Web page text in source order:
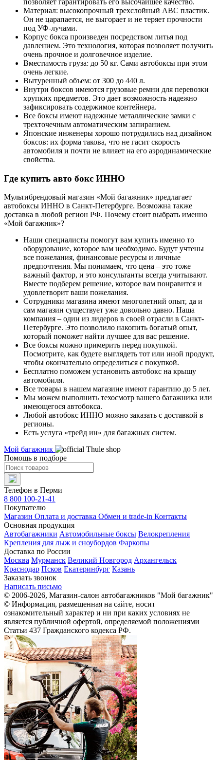
позволяет гарантировать его высочайшее качество.
Материал: высокопрочный трехслойный ABC пластик.
Он не царапается, не выгорает и не теряет прочности
под УФ-лучами.
Корпус бокса произведен посредством литья под
давлением. Это технология, которая позволяет получить
очень прочное и долговечное изделие.
Вместимость груза: до 50 кг. Сами автобоксы при этом
очень легкие.
Вытуренный объем: от 300 до 440 л.
Внутри боксов имеются грузовые ремни для перевозки
хрупких предметов. Это дает возможность надежно
зафиксировать содержимое контейнера.
Все боксы имеют надежные металлические замки с
трехточечным автоматическим запиранием.
Японские инженеры хорошо потрудились над дизайном
боксов: их форма такова, что не гасит скорость
автомобиля и почти не влияет на его аэродинамические
свойства.
Где купить авто бокс ИННО
Мультибрендовый магазин «Мой багажник» предлагает
автобоксы ИННО в Санкт-Петербурге. Возможна также
доставка в любой регион РФ. Почему стоит выбрать именно
«Мой багажник»?
Наши специалисты помогут вам купить именно то
оборудование, которое вам необходимо. Будут учтены
все пожелания, финансовые ресурсы и личные
предпочтения. Мы понимаем, что цена – это тоже
важный фактор, и это консультанты всегда учитывают.
Вместе подберем решение, которое вам понравится и
удовлетворит ваши пожелания.
Сотрудники магазина имеют многолетний опыт, да и
сам магазин существует уже довольно давно. Наша
компания – один из лидеров в своей отрасли в Санкт-
Петербурге. Это позволило накопить богатый опыт,
который поможет найти лучшее для вас решение.
Все боксы можно примерить перед покупкой.
Посмотрите, как будете выглядеть тот или иной продукт,
чтобы окончательно определиться с покупкой.
Бесплатно поможем установить автобокс на крышу
автомобиля.
Все товары в нашем магазине имеют гарантию до 5 лет.
Мы можем выполнить техосмотр вашего багажника или
имеющегося автобокса.
Любой автобокс ИННО можно заказать с доставкой в
регионы.
Есть услуга «трейд ин» для багажных систем.
Мой багажник
Помощь в подборе
Телефон в Перми
8 800 100-21-41
Покупателю
Магазин Оплата и доставка Обмен и trade-in Контакты
Основная продукция
Автобагажники Автомобильные боксы Велокрепления
Крепления для лыж и сноубордов Фаркопы
Доставка по России
Москва Мурманск Великий Новгород Архангельск
Краснодар Псков Екатеринбург Казань
Заказать звонок
Написать письмо
© 2006-2026, Магазин-салон автобагажников "Мой багажник"
© Информация, размещенная на сайте, носит
ознакомительный характер и ни при каких условиях не
является публичной офертой, определяемой положениями
Статьи 437 Гражданского кодекса РФ.